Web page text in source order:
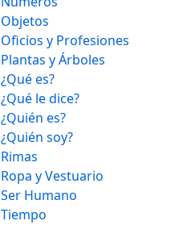
Objetos
Oficios y Profesiones
Plantas y Árboles
¿Qué es?
¿Qué le dice?
¿Quién es?
¿Quién soy?
Rimas
Ropa y Vestuario
Ser Humano
Tiempo